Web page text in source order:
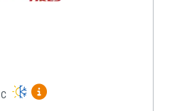
C
Mehr Informationen zum